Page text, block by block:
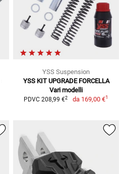
YSS Suspension
YSS KIT UPGRADE FORCELLA
Vari modelli
PDVC 208,99 €2 da 169,00 €1